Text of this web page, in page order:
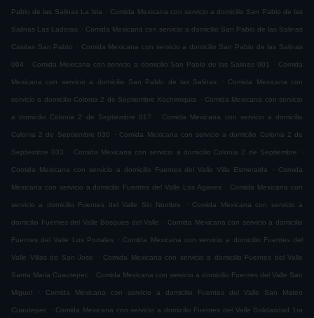
Pablo de las Salinas La Isla . Comida Mexicana con servicio a domicilio San Pablo de las
Salinas Las Laderas . Comida Mexicana con servicio a domicilio San Pablo de las Salinas
Casitas San Pablo . Comida Mexicana con servicio a domicilio San Pablo de las Salinas
004 . Comida Mexicana con servicio a domicilio San Pablo de las Salinas 001 . Comida
Mexicana con servicio a domicilio San Pablo de las Salinas . Comida Mexicana con
servicio a domicilio Colonia 2 de Septiembre Xochimiquia . Comida Mexicana con servicio
a domicilio Colonia 2 de Septiembre 017 . Comida Mexicana con servicio a domicilio
Colonia 2 de Septiembre 030 . Comida Mexicana con servicio a domicilio Colonia 2 de
Septiembre 033 . Comida Mexicana con servicio a domicilio Colonia 2 de Septiembre .
Comida Mexicana con servicio a domicilio Fuentes del Valle Villa Esmeralda . Comida
Mexicana con servicio a domicilio Fuentes del Valle Los Agaves . Comida Mexicana con
servicio a domicilio Fuentes del Valle Sin Nombre . Comida Mexicana con servicio a
domicilio Fuentes del Valle Bosques del Valle . Comida Mexicana con servicio a domicilio
Fuentes del Valle Los Portales . Comida Mexicana con servicio a domicilio Fuentes del
Valle Villas de San Jose . Comida Mexicana con servicio a domicilio Fuentes del Valle
Santa Maria Cuautepec . Comida Mexicana con servicio a domicilio Fuentes del Valle San
Miguel . Comida Mexicana con servicio a domicilio Fuentes del Valle San Mateo
Cuautepec . Comida Mexicana con servicio a domicilio Fuentes del Valle Solidaridad 1ra